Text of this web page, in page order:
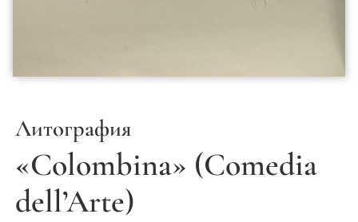
Литография
«Colombina» (Comedia
dell’Arte)